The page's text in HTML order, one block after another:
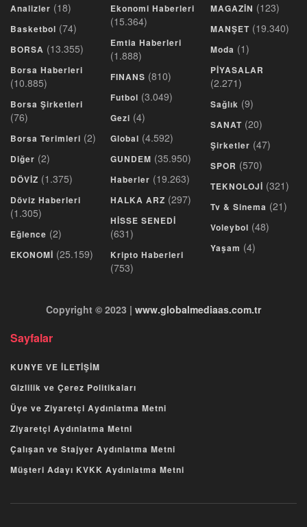
Analizler (18)
Basketbol (74)
BORSA (13.355)
Borsa Haberleri
(10.885)
Borsa Şirketleri
(76)
Borsa Terimleri (2)
Diğer (2)
DÖVİZ (1.375)
Döviz Haberleri
(1.305)
Eğlence (2)
EKONOMİ (25.159)
Ekonomi Haberleri
(15.364)
Emtia Haberleri
(1.888)
FINANS (810)
Futbol (3.049)
Gezi (4)
Global (4.592)
GUNDEM (35.950)
Haberler (19.263)
HALKA ARZ (297)
HİSSE SENEDİ
(631)
Kripto Haberleri
(753)
MAGAZİN (123)
MANŞET (19.340)
Moda (1)
PİYASALAR
(2.271)
Sağlık (9)
SANAT (20)
Şirketler (47)
SPOR (570)
TEKNOLOJİ (321)
Tv & Sinema (21)
Voleybol (48)
Yaşam (4)
Copyright © 2023 | www.globalmediaas.com.tr
Sayfalar
KUNYE VE İLETİŞİM
Gizlilik ve Çerez Politikaları
Üye ve Ziyaretçi Aydınlatma Metni
Ziyaretçi Aydınlatma Metni
Çalışan ve Stajyer Aydınlatma Metni
Müşteri Adayı KVKK Aydınlatma Metni